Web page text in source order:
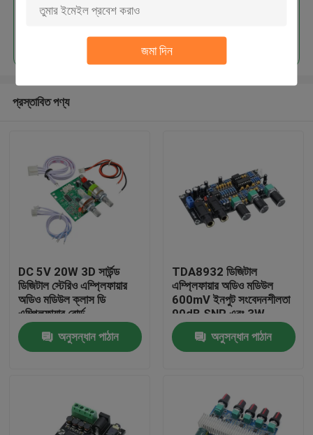
জমা দিন
আমাদের সম্পর্কে
প্রস্তাবিত পণ্য
DC 5V 20W 3D সার্উন্ড
ডিজিটাল স্টেরিও এম্প্লিফায়ার
অডিও মডিউল ক্লাস ডি
এম্প্লিফায়ার বোর্ড
অনুসন্ধান পাঠান
TDA8932 ডিজিটাল
এম্প্লিফায়ার অডিও মডিউল
600mV ইনপুট সংবেদনশীলতা
90dB SNR এবং 3W
আউটপুট পাওয়ার সহ
অনুসন্ধান পাঠান